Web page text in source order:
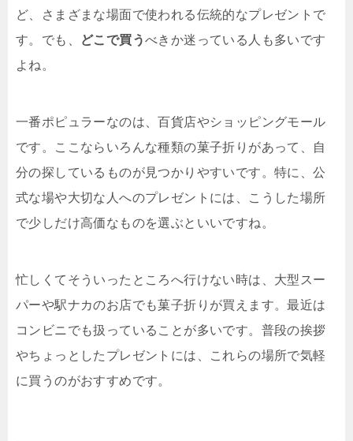
ど、さまざまな場面で使われる伝統的なプレゼントで
す。でも、
どこで買うべきか迷っている人も多いです
よね。
一番ポピュラーなのは、百貨店やショッピングモール
です。ここならいろんな種類の菓子折りがあって、自
分の探しているものが見つかりやすいです。特に、公
式な場や大切な人へのプレゼントには、こうした場所
で少しだけ高価なものを選ぶといいですね。
忙しくてそういったところへ行けない時は、大型スー
パーや駅ナカのお店でも菓子折りが買えます。最近は
コンビニでも扱っていることが多いです。普段の挨拶
やちょっとしたプレゼントには、これらの場所で気軽
に買うのがおすすめです。